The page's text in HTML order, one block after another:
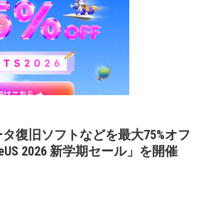
タ復旧ソフトなどを最大75%オフ
2026 新学期セール」を開催